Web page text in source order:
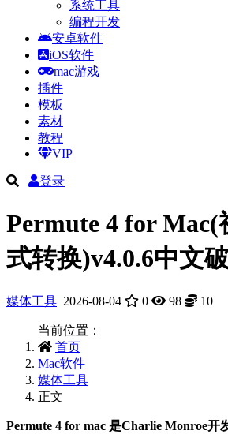
系统工具
编程开发
安卓软件
iOS软件
mac游戏
插件
模板
素材
教程
VIP
登录
Permute 4 for Mac(
式转换)v4.0.6中文
媒体工具 2026-08-04 0 98 10
当前位置：
首页
Mac软件
媒体工具
正文
Permute 4 for mac 是Charlie Monroe开